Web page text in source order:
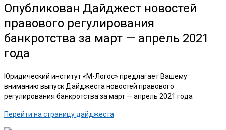
Опубликован Дайджест новостей
правового регулирования
банкротства за март — апрель 2021
года
Юридический институт «М-Логос» предлагает Вашему
вниманию выпуск Дайджеста новостей правового
регулирования банкротства за март — апрель 2021 года
Перейти на страницу дайджеста